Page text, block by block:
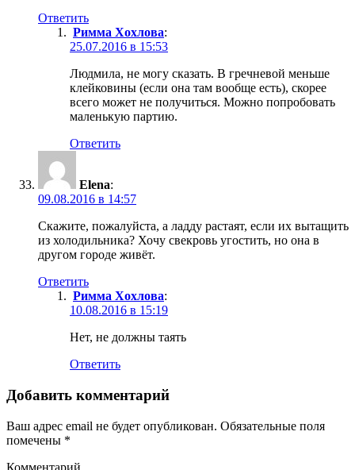
Ответить
Римма Хохлова:
25.07.2016 в 15:53
Людмила, не могу сказать. В гречневой меньше
клейковины (если она там вообще есть), скорее
всего может не получиться. Можно попробовать
маленькую партию.
Ответить
Elena:
09.08.2016 в 14:57
Скажите, пожалуйста, а ладду растаят, если их вытащить
из холодильника? Хочу свекровь угостить, но она в
другом городе живёт.
Ответить
Римма Хохлова:
10.08.2016 в 15:19
Нет, не должны таять
Ответить
Добавить комментарий
Ваш адрес email не будет опубликован. Обязательные поля
помечены *
Комментарий